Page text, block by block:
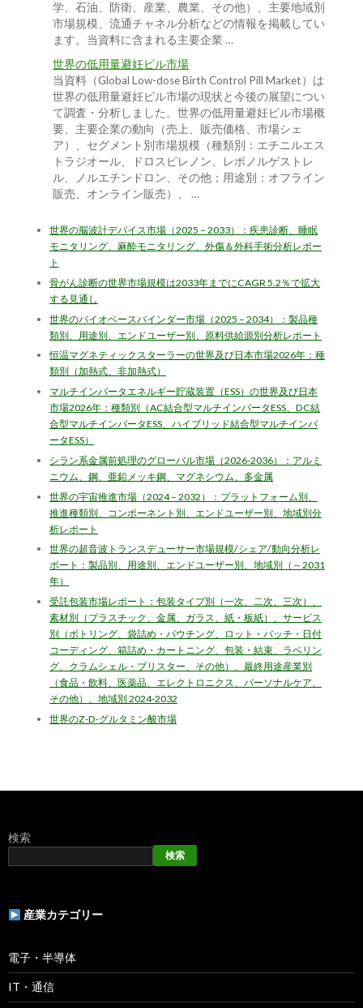
学、石油、防衛、産業、農業、その他）、主要地域別
市場規模、流通チャネル分析などの情報を掲載してい
ます。当資料に含まれる主要企業 …
世界の低用量避妊ピル市場
当資料（Global Low-dose Birth Control Pill Market）は
世界の低用量避妊ピル市場の現状と今後の展望につい
て調査・分析しました。世界の低用量避妊ピル市場概
要、主要企業の動向（売上、販売価格、市場シェ
ア）、セグメント別市場規模（種類別：エチニルエス
トラジオール、ドロスピレノン、レボノルゲストレ
ル、ノルエチンドロン、その他；用途別：オフライン
販売、オンライン販売）、 …
世界の脳波計デバイス市場（2025 – 2033）：疾患診断、睡眠
モニタリング、麻酔モニタリング、外傷＆外科手術分析レポー
ト
骨がん診断の世界市場規模は2033年までにCAGR 5.2％で拡大
する見通し
世界のバイオベースバインダー市場（2025 – 2034）：製品種
類別、用途別、エンドユーザー別、原料供給源別分析レポート
恒温マグネティックスターラーの世界及び日本市場2026年：種
類別（加熱式、非加熱式）
マルチインバータエネルギー貯蔵装置（ESS）の世界及び日本
市場2026年：種類別（AC結合型マルチインバータESS、DC結
合型マルチインバータESS、ハイブリッド結合型マルチインバ
ータESS）
シラン系金属前処理のグローバル市場（2026-2036）：アルミ
ニウム、鋼、亜鉛メッキ鋼、マグネシウム、多金属
世界の宇宙推進市場（2024 – 2032）：プラットフォーム別、
推進種類別、コンポーネント別、エンドユーザー別、地域別分
析レポート
世界の超音波トランスデューサー市場規模/シェア/動向分析レ
ポート：製品別、用途別、エンドユーザー別、地域別（～2031
年）
受託包装市場レポート：包装タイプ別（一次、二次、三次）、
素材別（プラスチック、金属、ガラス、紙・板紙）、サービス
別（ボトリング、袋詰め・パウチング、ロット・バッチ・日付
コーディング、箱詰め・カートニング、包装・結束、ラベリン
グ、クラムシェル・ブリスター、その他）、最終用途産業別
（食品・飲料、医薬品、エレクトロニクス、パーソナルケア、
その他）、地域別 2024-2032
世界のZ-D-グルタミン酸市場
検索
検索
産業カテゴリー
電子・半導体
IT・通信